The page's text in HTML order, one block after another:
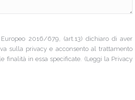
2016/679, (art.13) dichiaro di aver
sulla privacy e acconsento al trattamento
finalità in essa specificate. (Leggi la Privacy